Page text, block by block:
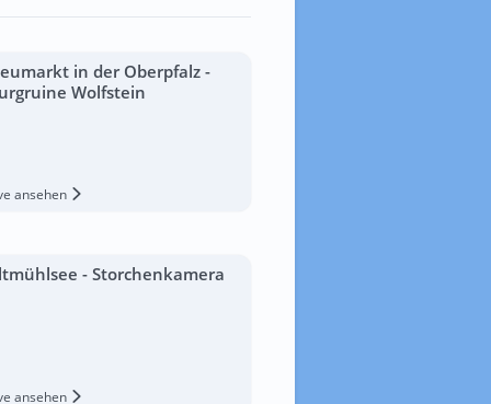
in der Oberpfalz -
Wolfstein
ansehen
- Storchenkamera
ansehen